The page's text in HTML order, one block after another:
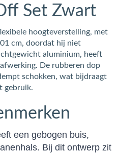
Set Zwart
hoogteverstelling, met
cm, doordat hij niet
aluminium, heeft
De rubberen dop
schokken, wat bijdraagt
gebruik.
een gebogen buis,
Bij dit ontwerp zit